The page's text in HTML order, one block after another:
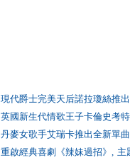
現代爵士完美天后諾拉瓊絲推出
英國新生代情歌王子卡倫史考
丹麥女歌手艾瑞卡推出全新單曲
重啟經典喜劇《辣妹過招》, 主